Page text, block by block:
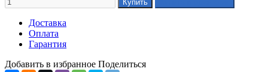
Доставка
Оплата
Гарантия
Добавить в избранное Поделиться